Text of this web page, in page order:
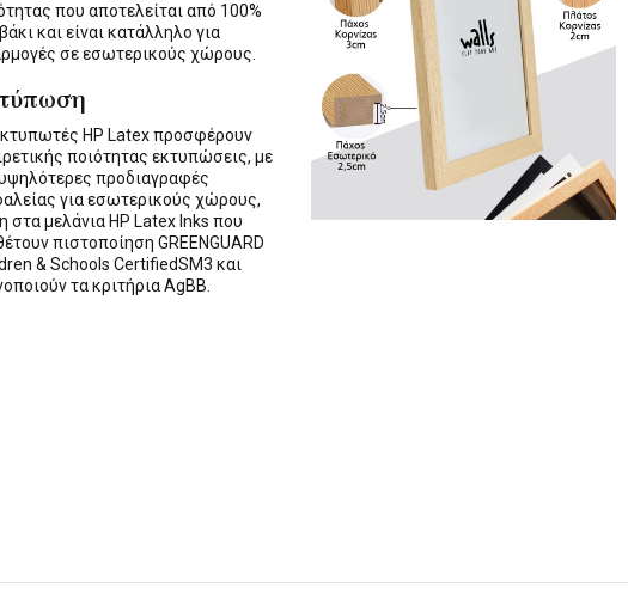
που αποτελείται από 100%
και είναι κατάλληλο για
σε εσωτερικούς χώρους.
HP Latex προσφέρουν
ποιότητας εκτυπώσεις, με
προδιαγραφές
για εσωτερικούς χώρους,
στα μελάνια HP Latex Inks που
πιστοποίηση GREENGUARD
& Schools CertifiedSM3 και
τα κριτήρια AgBB.